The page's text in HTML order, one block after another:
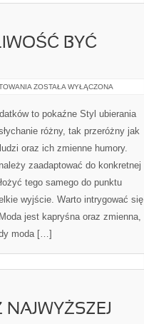
BYĆ
STYL
MA
MOŻLIWOŚĆ
BARDZO
ZOSTAŁA WYŁĄCZONA
to pokaźne Styl ubierania
różny, tak przeróżny jak
oraz ich zmienne humory.
zaadaptować do konkretnej
tego samego do punktu
wyjście. Warto intrygować się
jest kapryśna oraz zmienna,
moda […]